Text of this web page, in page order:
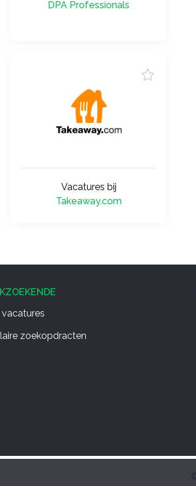
DPA Professionals
Vacatures bij
Takeaway.com
zoekopdracten